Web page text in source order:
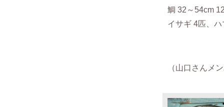
鯛 32～54cm
イサギ 4匹、
（山口さんメ